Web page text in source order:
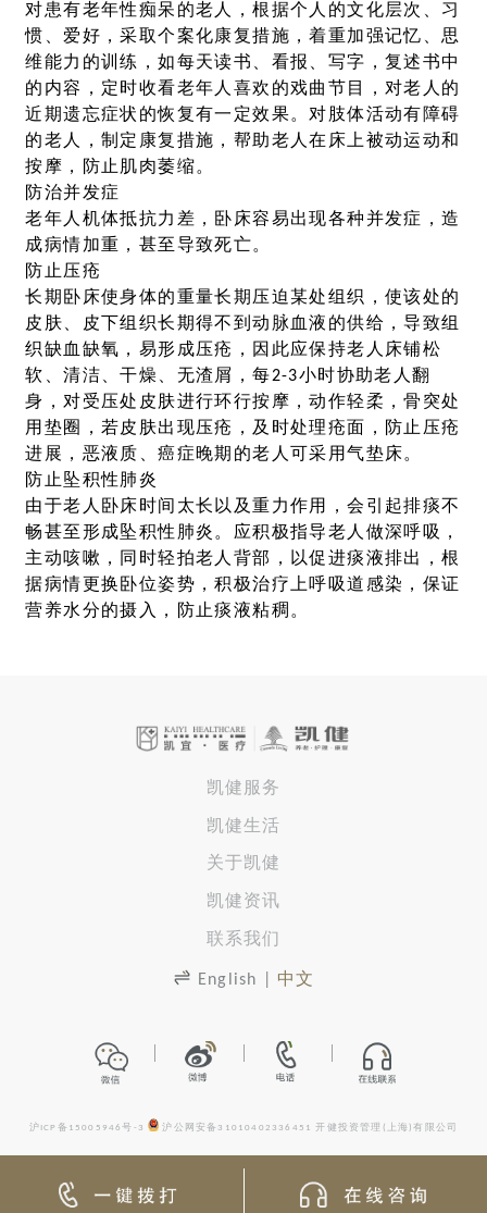
对患有老年性痴呆的老人，根据个人的文化层次、习
惯、爱好，采取个案化康复措施，着重加强记忆、思
维能力的训练，如每天读书、看报、写字，复述书中
的内容，定时收看老年人喜欢的戏曲节目，对老人的
近期遗忘症状的恢复有一定效果。对肢体活动有障碍
的老人，制定康复措施，帮助老人在床上被动运动和
按摩，防止肌肉萎缩。
防治并发症
老年人机体抵抗力差，卧床容易出现各种并发症，造
成病情加重，甚至导致死亡。
防止压疮
长期卧床使身体的重量长期压迫某处组织，使该处的
皮肤、皮下组织长期得不到动脉血液的供给，导致组
织缺血缺氧，易形成压疮，因此应保持老人床铺松
软、清洁、干燥、无渣屑，每2-3小时协助老人翻
身，对受压处皮肤进行环行按摩，动作轻柔，骨突处
用垫圈，若皮肤出现压疮，及时处理疮面，防止压疮
进展，恶液质、癌症晚期的老人可采用气垫床。
防止坠积性肺炎
由于老人卧床时间太长以及重力作用，会引起排痰不
畅甚至形成坠积性肺炎。应积极指导老人做深呼吸，
主动咳嗽，同时轻拍老人背部，以促进痰液排出，根
据病情更换卧位姿势，积极治疗上呼吸道感染，保证
营养水分的摄入，防止痰液粘稠。
沪ICP备15005946号-3 沪公网安备31010402336451 开健投资管理(上海)有限公司
凯健服务
凯健生活
关于凯健
凯健资讯
联系我们
English 中文